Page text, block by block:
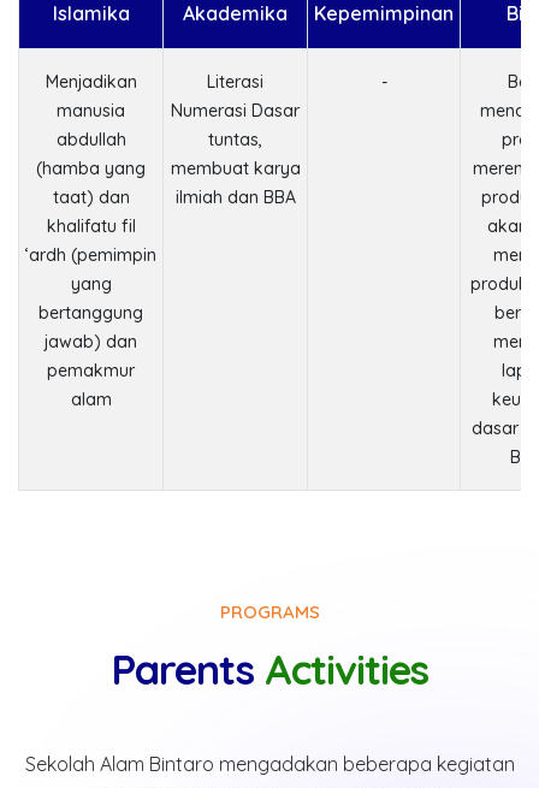
Islamika
Akademika
Kepemimpinan
Menjadikan
manusia
abdullah
(hamba yang
taat) dan
khalifatu fil
‘ardh (pemimpin
yang
bertanggung
jawab) dan
pemakmur
alam
Literasi
Numerasi Dasar
tuntas,
membuat karya
ilmiah dan BBA
-
akan
produk,
dasar
PROGRAMS
Parents Activities
Sekolah Alam Bintaro mengadakan beberapa kegiatan